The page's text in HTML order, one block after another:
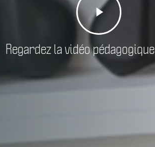
Video
Regardez la vidéo pédagogique